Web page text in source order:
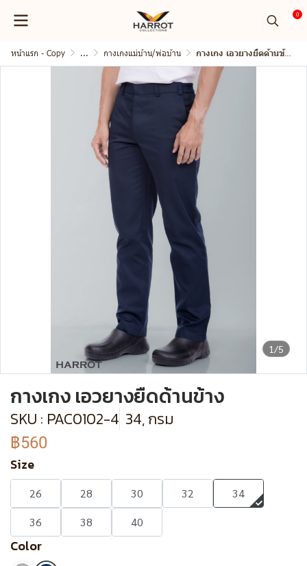
0
หน้าแรก - Copy ... กางเกงแม่บ้าน/พ่อบ้าน กางเกง เอวยางยืดด้านข้าง
1/5
กางเกง เอวยางยืดด้านข้าง
SKU : PAC0102-4 34, กรม
฿560
Size
26 28 30 32
34
36
38 40
Color